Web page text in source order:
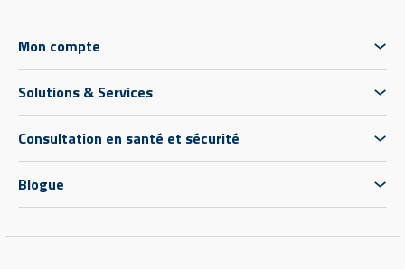
Mon compte
Solutions & Services
Consultation en santé et sécurité
Blogue